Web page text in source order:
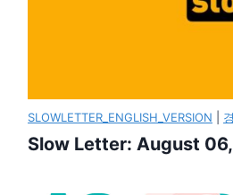
SLOWLETTER_ENGLISH_VERSION
Slow Letter: August